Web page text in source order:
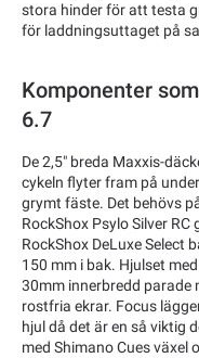
stora hinder för att testa
för laddningsuttaget på
Komponenter
6.7
De 2,5" breda Maxxis-
cykeln flyter fram på
grymt fäste. Det behövs
RockShox Psylo Silver
RockShox DeLuxe Select
150 mm i bak. Hjulset
30mm innerbredd parade
rostfria ekrar. Focus
hjul då det är en så viktig
med Shimano Cues växel